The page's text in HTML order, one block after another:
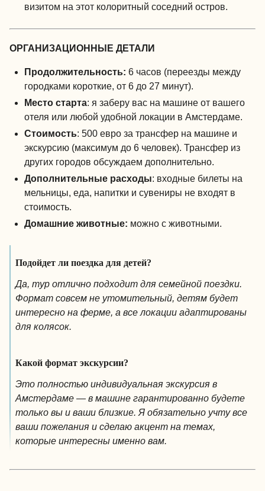
визитом на этот колоритный соседний остров.
ОРГАНИЗАЦИОННЫЕ ДЕТАЛИ
Продолжительность: 6 часов (переезды между
городками короткие, от 6 до 27 минут).
Место старта: я заберу вас на машине от вашего
отеля или любой удобной локации в Амстердаме.
Стоимость: 500 евро за трансфер на машине и
экскурсию (максимум до 6 человек). Трансфер из
других городов обсуждаем дополнительно.
Дополнительные расходы: входные билеты на
мельницы, еда, напитки и сувениры не входят в
стоимость.
Домашние животные: можно с животными.
Подойдет ли поездка для детей?
Да, тур отлично подходит для семейной поездки.
Формат совсем не утомительный, детям будет
интересно на ферме, а все локации адаптированы
для колясок.
Какой формат экскурсии?
Это полностью индивидуальная экскурсия в
Амстердаме — в машине гарантированно будете
только вы и ваши близкие. Я обязательно учту все
ваши пожелания и сделаю акцент на темах,
которые интересны именно вам.